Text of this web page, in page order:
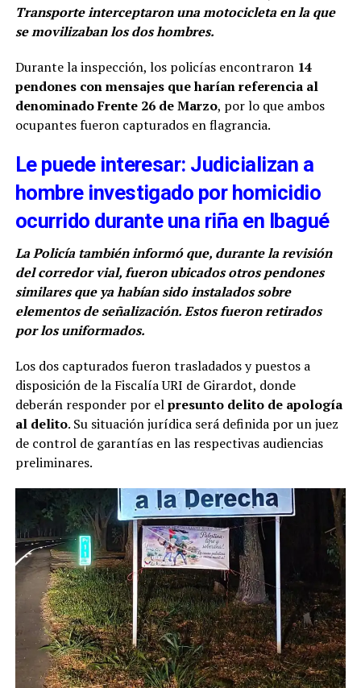
Transporte interceptaron una motocicleta en la que
se movilizaban los dos hombres.
Durante la inspección, los policías encontraron 14
pendones con mensajes que harían referencia al
denominado Frente 26 de Marzo, por lo que ambos
ocupantes fueron capturados en flagrancia.
Le puede interesar: Judicializan a
hombre investigado por homicidio
ocurrido durante una riña en Ibagué
La Policía también informó que, durante la revisión
del corredor vial, fueron ubicados otros pendones
similares que ya habían sido instalados sobre
elementos de señalización. Estos fueron retirados
por los uniformados.
Los dos capturados fueron trasladados y puestos a
disposición de la Fiscalía URI de Girardot, donde
deberán responder por elpresunto delito de apología
al delito. Su situación jurídica será definida por un juez
de control de garantías en las respectivas audiencias
preliminares.